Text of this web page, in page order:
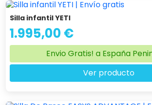
Silla infantil YETI
1.995,00 €
Envio Gratis! a España
Ver producto